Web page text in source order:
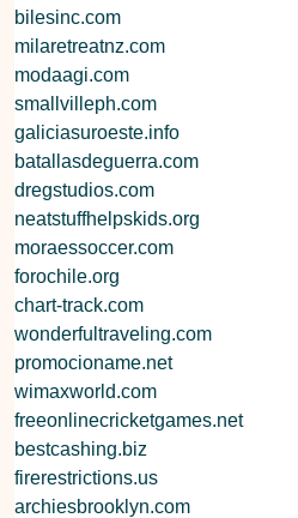
bilesinc.com
milaretreatnz.com
modaagi.com
smallvilleph.com
galiciasuroeste.info
batallasdeguerra.com
dregstudios.com
neatstuffhelpskids.org
moraessoccer.com
forochile.org
chart-track.com
wonderfultraveling.com
promocioname.net
wimaxworld.com
freeonlinecricketgames.net
bestcashing.biz
firerestrictions.us
archiesbrooklyn.com